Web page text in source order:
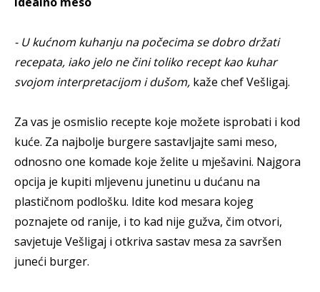
- U kućnom kuhanju na počecima se dobro držati
recepata, iako jelo ne čini toliko recept kao kuhar
svojom interpretacijom i dušom, kaže chef Vešligaj.
Za vas je osmislio recepte koje možete isprobati i kod
kuće. Za najbolje burgere sastavljajte sami meso,
odnosno one komade koje želite u mješavini. Najgora
opcija je kupiti mljevenu junetinu u dućanu na
plastičnom podlošku. Idite kod mesara kojeg
poznajete od ranije, i to kad nije gužva, čim otvori,
savjetuje Vešligaj i otkriva sastav mesa za savršen
juneći burger.